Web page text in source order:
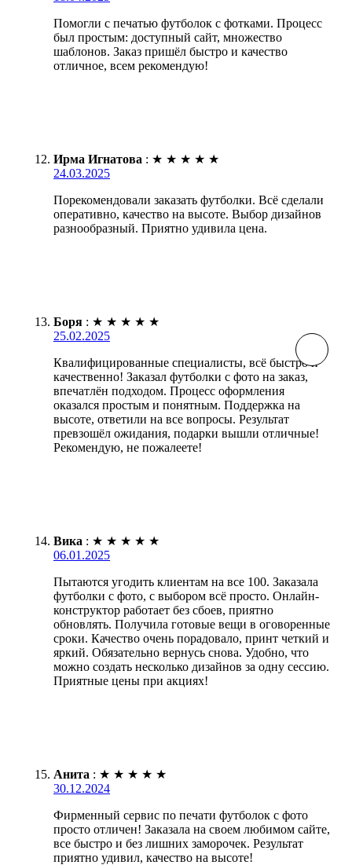
Помогли с печатью футболок с фотками. Процесс
был простым: доступный сайт, множество
шаблонов. Заказ пришёл быстро и качество
отличное, всем рекомендую!
Ирма Игнатова : ★ ★ ★ ★ ★
24.03.2025
Порекомендовали заказать футболки. Всё сделали
оперативно, качество на высоте. Выбор дизайнов
разнообразный. Приятно удивила цена.
Боря : ★ ★ ★ ★ ★
25.02.2025
Квалифицированные специалисты, всё быстро и
качественно! Заказал футболки с фото на заказ,
впечатлён подходом. Процесс оформления
оказался простым и понятным. Поддержка на
высоте, ответили на все вопросы. Результат
превзошёл ожидания, подарки вышли отличные!
Рекомендую, не пожалеете!
Вика : ★ ★ ★ ★ ★
06.01.2025
Пытаются угодить клиентам на все 100. Заказала
футболки с фото, с выбором всё просто. Онлайн-
конструктор работает без сбоев, приятно
обновлять. Получила готовые вещи в оговоренные
сроки. Качество очень порадовало, принт четкий и
яркий. Обязательно вернусь снова. Удобно, что
можно создать несколько дизайнов за одну сессию.
Приятные цены при акциях!
Анита : ★ ★ ★ ★ ★
30.12.2024
Фирменный сервис по печати футболок с фото
просто отличен! Заказала на своем любимом сайте,
все быстро и без лишних заморочек. Результат
приятно удивил, качество на высоте!